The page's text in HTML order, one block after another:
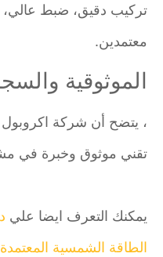
تركيب دقيق، ضبط عالي،
معتمدين.
الموثوقية
، يتضح أن شركة اكروبول
تقني موثوق وخبرة في
يمكنك التعرف ايضا علي
الطاقة الشمسية المعتمدة في